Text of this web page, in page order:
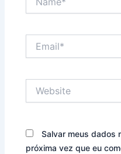
Salvar meus dados
próxima vez que eu